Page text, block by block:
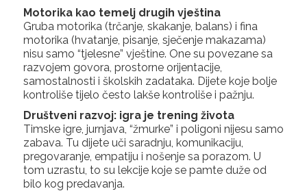
Motorika kao temelj drugih vještina
Gruba motorika (trčanje, skakanje, balans) i fina
motorika (hvatanje, pisanje, sječenje makazama)
nisu samo “tjelesne” vještine. One su povezane sa
razvojem govora, prostorne orijentacije,
samostalnosti i školskih zadataka. Dijete koje bolje
kontroliše tijelo često lakše kontroliše i pažnju.
Društveni razvoj: igra je trening života
Timske igre, jurnjava, “žmurke” i poligoni nijesu samo
zabava. Tu dijete uči saradnju, komunikaciju,
pregovaranje, empatiju i nošenje sa porazom. U
tom uzrastu, to su lekcije koje se pamte duže od
bilo kog predavanja.